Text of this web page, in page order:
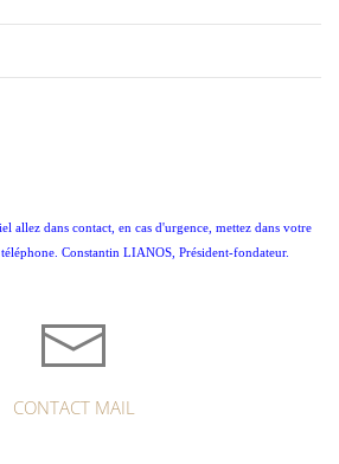
allez dans contact, en cas d'urgence, mettez dans votre
Constantin LIANOS, Président-fondateur.
CONTACT MAIL